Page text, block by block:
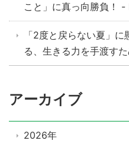
こと」に真っ向勝負！
「2度と戻らない夏」
る、生きる力を手渡す
アーカイブ
2026年